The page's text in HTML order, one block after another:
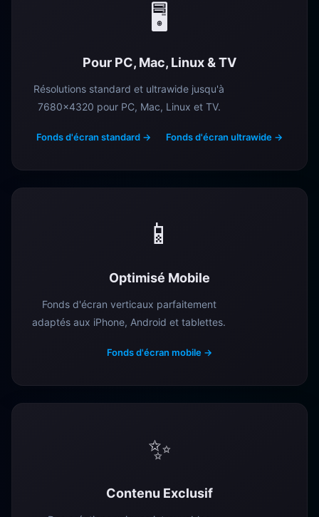
🖥️
Pour PC, Mac, Linux & TV
Résolutions standard et ultrawide jusqu'à
7680×4320 pour PC, Mac, Linux et TV.
Fonds d'écran standard → Fonds d'écran ultrawide →
📱
Optimisé Mobile
Fonds d'écran verticaux parfaitement
adaptés aux iPhone, Android et tablettes.
Fonds d'écran mobile →
✨
Contenu Exclusif